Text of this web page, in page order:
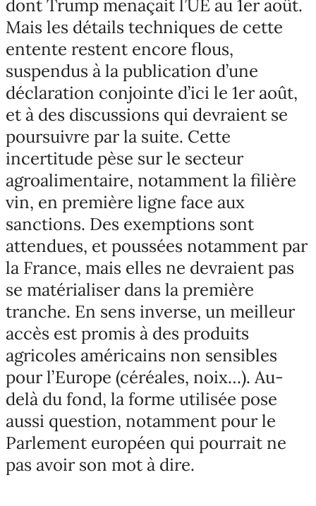
dont Trump menaçait l’UE au 1er août.
Mais les détails techniques de cette
entente restent encore flous,
suspendus à la publication d’une
déclaration conjointe d’ici le 1er août,
et à des discussions qui devraient se
poursuivre par la suite. Cette
incertitude pèse sur le secteur
agroalimentaire, notamment la filière
vin, en première ligne face aux
sanctions. Des exemptions sont
attendues, et poussées notamment par
la France, mais elles ne devraient pas
se matérialiser dans la première
tranche. En sens inverse, un meilleur
accès est promis à des produits
agricoles américains non sensibles
pour l’Europe (céréales, noix…). Au-
delà du fond, la forme utilisée pose
aussi question, notamment pour le
Parlement européen qui pourrait ne
pas avoir son mot à dire.